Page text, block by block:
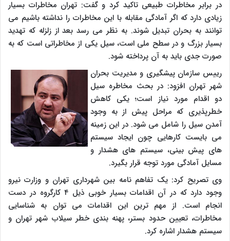
در برابر مخاطرات طبیعی تاکید کرد و گفت: تهران مخاطرات بسیار
زیادی دارد که اگر آمادگی مقابله با این مخاطرات را نداشته باشیم می
توانند به بحران تبدیل شوند. به نظر می رسد بعد از زلزله که تهدید
بسیار بزرگ و در سطح ملی است، سیل یکی از مخاطراتی است که به
صورت جدی باید به آن پرداخته شود.
رییس سازمان پیشگیری و مدیریت بحران
شهر تهران افزود: در بحث مخاطره سیل
دو اقدام مورد نیاز است؛ یکی کاهش
خطرپذیری که مراحل پیش از به وجود
آمدن سیل را شامل می شود. در این زمینه
می بایست کارهایی چون ایجاد سیستم
های پیش بینی، سیستم های هشدار و
مسایل آمادگی مورد توجه قرار بگیرد.
وی تصریح کرد: یک تفاهم نامه بین شهرداری تهران و وزارت نیرو
وجود دارد که در آن اقدامات بسیار خوبی ذیل ۴ کارگروه در دست
انجام است. از مهم ترین این اقدامات می توان به شناسایی
مخاطرات، تعیین حدود بستر، پهنه بندی خطر سیلاب شهر تهران و
سیستم هشدار اشاره کرد.